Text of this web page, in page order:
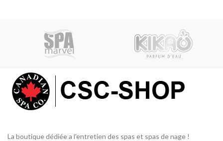
La boutique dédiée a l'entretien des spas et spas de nage !